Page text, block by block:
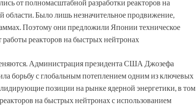
от полномасштабной разработки реакторов на
области. Было лишь незначительное продвижение,
Поэтому они предложили Японии техническое
работы реакторов на быстрых нейтронах
Администрация президента США Джозефа
борьбу с глобальным потеплением одним из ключевых
позиции на рынке ядерной энергетики, в том
на быстрых нейтронах с использованием